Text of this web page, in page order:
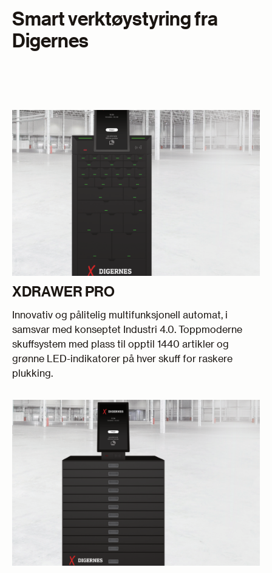
Smart verktøystyring fra
Digernes
XDRAWER PRO
Innovativ og pålitelig multifunksjonell automat, i
samsvar med konseptet Industri 4.0. Toppmoderne
skuffsystem med plass til opptil 1440 artikler og
grønne LED-indikatorer på hver skuff for raskere
plukking.